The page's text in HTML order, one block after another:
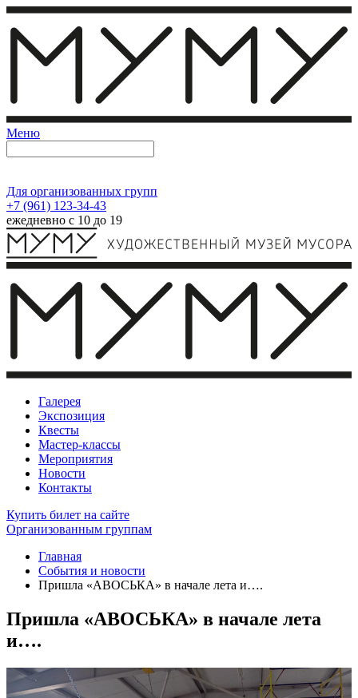
Меню
Для организованных групп
+7 (961) 123-34-43
ежедневно с 10 до 19
Галерея
Экспозиция
Квесты
Мастер-классы
Мероприятия
Новости
Контакты
Купить билет на сайте
Организованным группам
Главная
События и новости
Пришла «АВОСЬКА» в начале лета и….
Пришла «АВОСЬКА» в начале лета
и….